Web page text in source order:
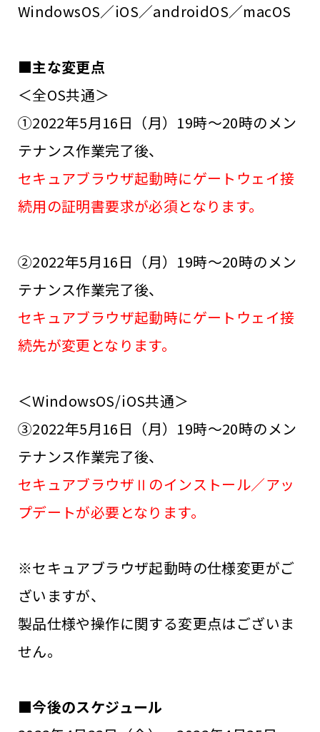
WindowsOS／iOS／androidOS／macOS
■主な変更点
＜全OS共通＞
①2022年5月16日（月）19時～20時のメン
テナンス作業完了後、
セキュアブラウザ起動時にゲートウェイ接
続用の証明書要求が必須となります。
②2022年5月16日（月）19時～20時のメン
テナンス作業完了後、
セキュアブラウザ起動時にゲートウェイ接
続先が変更となります。
＜WindowsOS/iOS共通＞
③2022年5月16日（月）19時～20時のメン
テナンス作業完了後、
セキュアブラウザⅡのインストール／アッ
プデートが必要となります。
※セキュアブラウザ起動時の仕様変更がご
ざいますが、
製品仕様や操作に関する変更点はございま
せん。
■今後のスケジュール